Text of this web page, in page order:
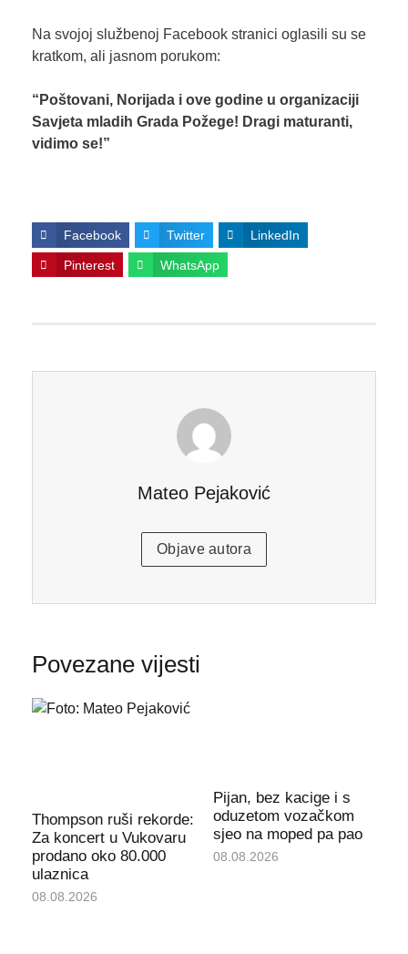
Na svojoj službenoj Facebook stranici oglasili su se
kratkom, ali jasnom porukom:
“Poštovani, Norijada i ove godine u organizaciji
Savjeta mladih Grada Požege! Dragi maturanti,
vidimo se!”
Facebook Twitter LinkedIn
Pinterest WhatsApp
Mateo Pejaković
Objave autora
Povezane vijesti
Thompson ruši rekorde:
Za koncert u Vukovaru
prodano oko 80.000
ulaznica
08.08.2026
Pijan, bez kacige i s
oduzetom vozačkom
sjeo na moped pa pao
08.08.2026